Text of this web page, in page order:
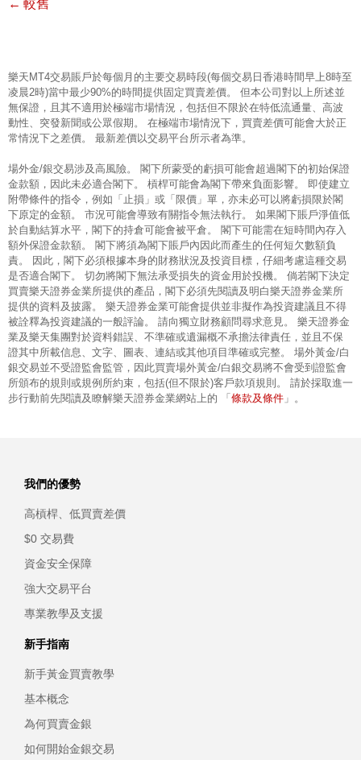
樂天MT4交易賬戶於每個月的主要交易時段(每個交易日香港時間早上8時至
凌晨2時)當中最少90%的時間提供固定買賣差價。 但本公司對以上所述並
無保證，且其不適用於極端市場情況，包括但不限於在特低流通量、高波
動性、突發新聞或公眾假期。 在極端市場情況下，買賣差價可能會大於正
常情況下之差價。 最新差價以交易平台所示者為準。
場外金/銀交易涉及高風險。 閣下所蒙受的虧損可能會超過閣下的初始保證
金款額，因此未必適合閣下。 槓桿可能會為閣下帶來負面影響。 即使建立
附帶條件的指令，例如「止損」或「限價」單，亦未必可以將虧損限於閣
下原定的金額。 市況可能會導致有關指令無法執行。 如果閣下賬戶淨值低
於自動結算水平，閣下的持倉可能會被平倉。 閣下可能需在短時間內存入
額外保證金款額。 閣下將須為閣下賬戶內因此而產生的任何短欠數額負
責。 因此，閣下必須根據本身的財務狀況及投資目標，仔細考慮這種交易
是否適合閣下。 切勿將閣下無法承受損失的資金用於投機。 倘若閣下決定
買賣樂天證券金業所提供的產品，閣下必須先閱讀及明白樂天證券金業所
提供的資料及披露。 樂天證券金業可能會提供並非擬作為投資建議且不得
被詮釋為投資建議的一般評論。 請向獨立財務顧問尋求意見。 樂天證券金
業及樂天集團對於資料錯誤、不準確或遺漏概不承擔法律責任，並且不保
證其中所載信息、文字、圖表、連結或其他項目準確或完整。 場外黃金/白
銀交易並不受證監會監管，因此買賣場外黃金/白銀交易將不會受到證監會
所頒布的規則或規例所約束，包括(但不限於)客戶款項規則。 請於採取進一
步行動前先閱讀及瞭解樂天證券金業網站上的 「條款及條件 」。
我們的優勢
高槓桿、低買賣差價
$0 交易費
資金安全保障
強大交易平台
專業教學及支援
新手指南
新手黃金買賣教學
基本概念
為何買賣金銀
如何開始金銀交易